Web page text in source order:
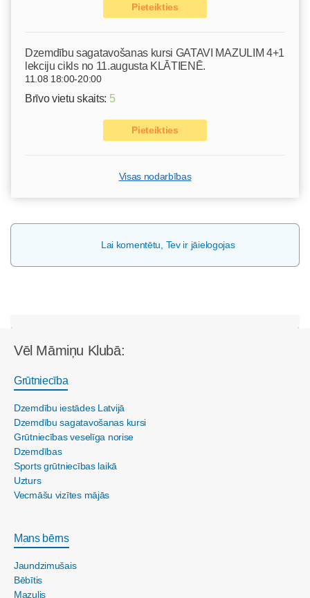
Pieteikties
Dzemdību sagatavošanas kursi GATAVI MAZULIM 4+1
lekciju cikls no 11.augusta KLĀTIENĒ.
11.08 18:00-20:00
Brīvo vietu skaits: 5
Pieteikties
Visas nodarbības
Lai komentētu, Tev ir jāielogojas
Vēl Māmiņu Klubā:
Grūtniecība
Dzemdību iestādes Latvijā
Dzemdību sagatavošanas kursi
Grūtniecības veselīga norise
Dzemdības
Sports grūtniecības laikā
Uzturs
Vecmāšu vizītes mājās
Mans bērns
Jaundzimušais
Bēbītis
Mazulis